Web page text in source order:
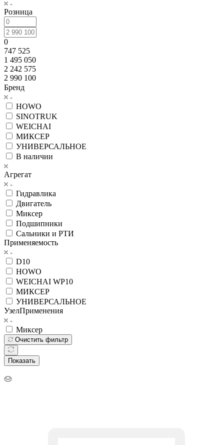
Розница
0
747 525
1 495 050
2 242 575
2 990 100
Бренд
HOWO
SINOTRUK
WEICHAI
МИКСЕР
УНИВЕРСАЛЬНОЕ
В наличии
Агрегат
Гидравлика
Двигатель
Миксер
Подшипники
Сальники и РТИ
Применяемость
D10
HOWO
WEICHAI WP10
МИКСЕР
УНИВЕРСАЛЬНОЕ
УзелПрименения
Миксер
Очистить фильтр
Показать